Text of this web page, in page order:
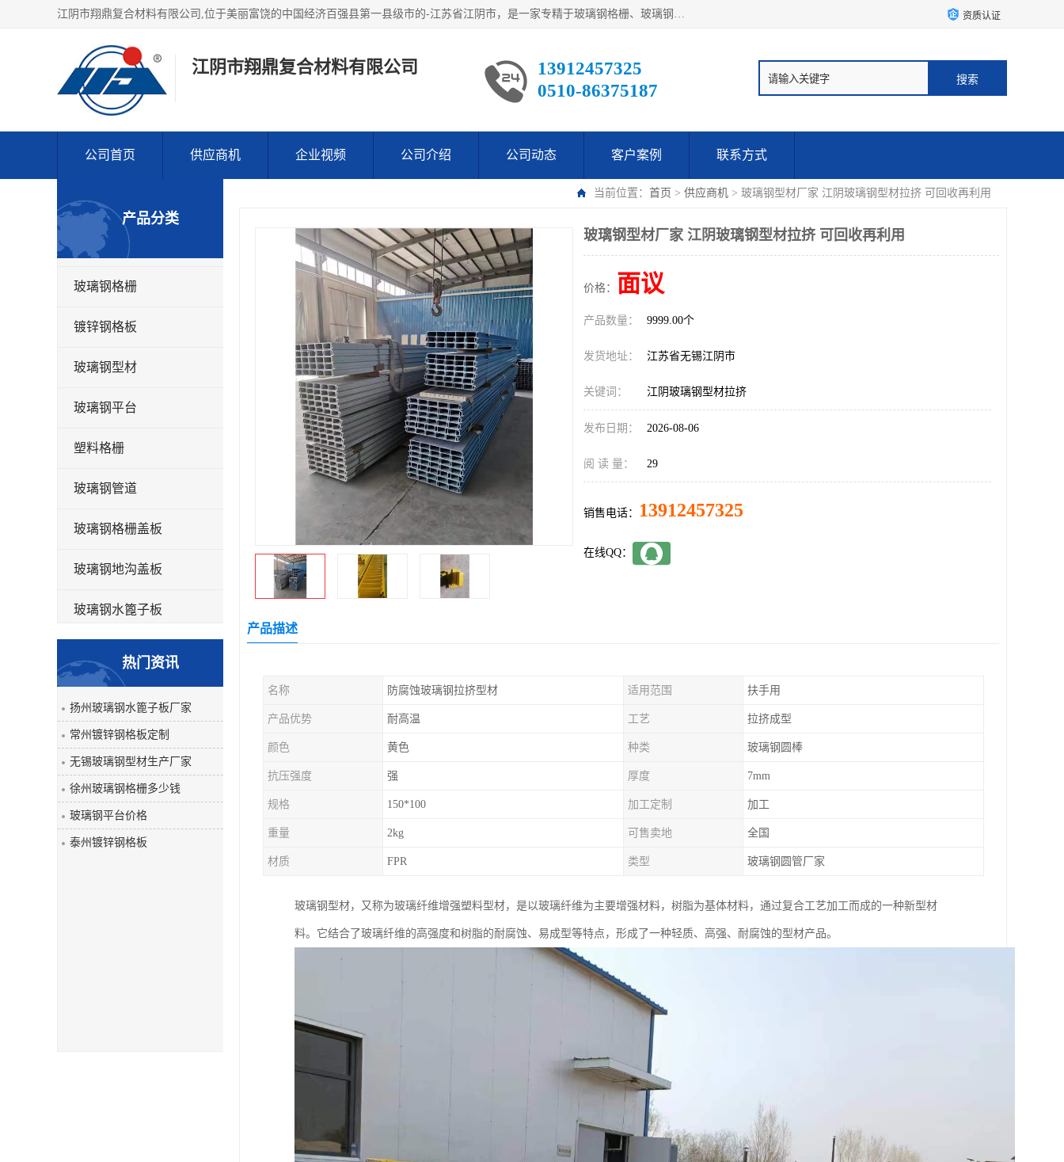
江阴市翔鼎复合材料有限公司,位于美丽富饶的中国经济百强县第一县级市的-江苏省江阴市，是一家专精于玻璃钢格栅、玻璃钢新材料,镀锌钢格板，机械设备生产制造及研发的科技型企业；公司产品已销往了世界多个国家和地区，公司人决心加倍努力愿与广大社会同仁精诚合作共创辉煌！ 资质认证
江阴市翔鼎复合材料有限公司
13912457325
0510-86375187
公司首页 供应商机 企业视频 公司介绍 公司动态 客户案例 联系方式
当前位置： 首页 > 供应商机 > 玻璃钢型材厂家 江阴玻璃钢型材拉挤 可回收再利用
产品分类
玻璃钢格栅
镀锌钢格板
玻璃钢型材
玻璃钢平台
塑料格栅
玻璃钢管道
玻璃钢格栅盖板
玻璃钢地沟盖板
玻璃钢水篦子板
玻璃钢平板
玻璃钢盖板
热门资讯
扬州玻璃钢水篦子板厂家
常州镀锌钢格板定制
无锡玻璃钢型材生产厂家
徐州玻璃钢格栅多少钱
玻璃钢平台价格
泰州镀锌钢格板
玻璃钢型材厂家 江阴玻璃钢型材拉挤 可回收再利用
价格： 面议
产品数量： 9999.00个
发货地址： 江苏省无锡江阴市
关键词： 江阴玻璃钢型材拉挤
发布日期： 2026-08-06
阅 读 量： 29
销售电话： 13912457325
在线QQ：
产品描述
名称 防腐蚀玻璃钢拉挤型材 适用范围 扶手用
产品优势 耐高温 工艺 拉挤成型
颜色 黄色 种类 玻璃钢圆棒
抗压强度 强 厚度 7mm
规格 150*100 加工定制 加工
重量 2kg 可售卖地 全国
材质 FPR 类型 玻璃钢圆管厂家
玻璃钢型材，又称为玻璃纤维增强塑料型材，是以玻璃纤维为主要增强材料，树脂为基体材料，通过复合工艺加工而成的一种新型材
料。它结合了玻璃纤维的高强度和树脂的耐腐蚀、易成型等特点，形成了一种轻质、高强、耐腐蚀的型材产品。